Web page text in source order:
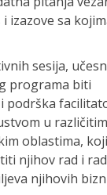
izazove sa
sesija,
programa biti
podrška
u različitim
oblastima,
njihov rad i
njihovih